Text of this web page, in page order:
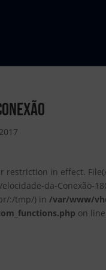
restriction in effect.
da-Conexão-
:/tmp/) in/var/www/
on line